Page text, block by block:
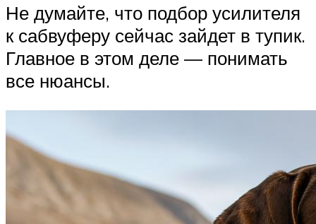
Не думайте, что подбор усилителя
к сабвуферу сейчас зайдет в тупик.
Главное в этом деле — понимать
все нюансы.